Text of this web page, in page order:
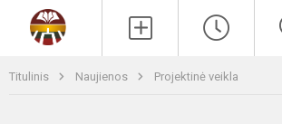
Titulinis Naujienos Projektinė veikla